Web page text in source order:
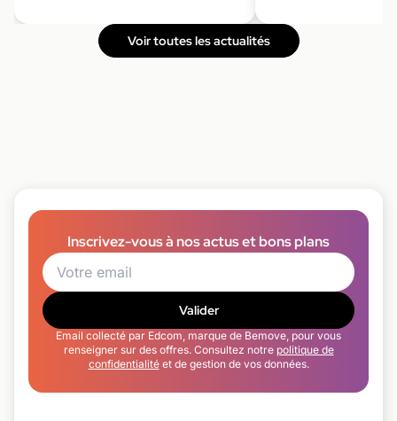
Voir toutes les actualités
Inscrivez-vous à nos actus et bons plans
Valider
Email collecté par Edcom, marque de Bemove, pour vous
renseigner sur des offres. Consultez notre politique de
confidentialitéet de gestion de vos données.